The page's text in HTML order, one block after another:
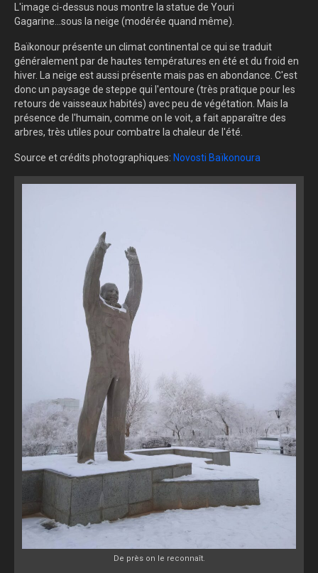
L'image ci-dessus nous montre la statue de Youri
Gagarine...sous la neige (modérée quand même).
Baïkonour présente un climat continental ce qui se traduit
généralement par de hautes températures en été et du froid en
hiver. La neige est aussi présente mais pas en abondance. C'est
donc un paysage de steppe qui l'entoure (très pratique pour les
retours de vaisseaux habités) avec peu de végétation. Mais la
présence de l'humain, comme on le voit, a fait apparaître des
arbres, très utiles pour combatre la chaleur de l'été.
Source et crédits photographiques: Novosti Baïkonoura
De près on le reconnaît.